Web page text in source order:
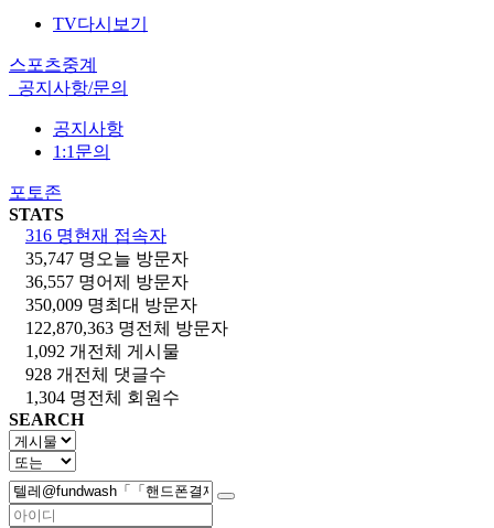
TV다시보기
스포츠중계
공지사항/문의
공지사항
1:1문의
포토존
STATS
316 명현재 접속자
35,747 명 오늘 방문자
36,557 명어제 방문자
350,009 명최대 방문자
122,870,363 명전체 방문자
1,092 개 전체 게시물
928 개 전체 댓글수
1,304 명전체 회원수
SEARCH